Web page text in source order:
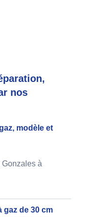
nos
modèle et
à
gaz de 30 cm